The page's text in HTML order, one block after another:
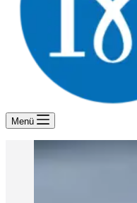
Menü